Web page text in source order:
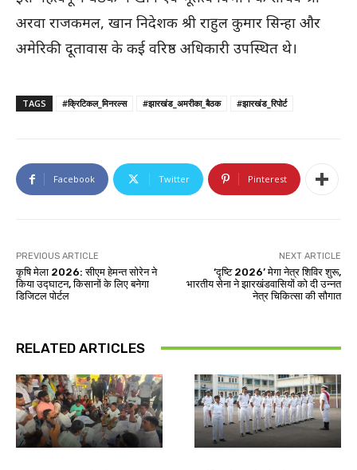
अरवा राजकमल, खान निदेशक श्री राहुल कुमार सिन्हा और
अमेरिकी दूतावास के कई वरिष्ठ अधिकारी उपस्थित थे।
TAGS #क्रिटिकल_मिनरल्स #झारखंड_अमरीका_बैठक #झारखंड_रिपोर्ट
Facebook Twitter Pinterest
PREVIOUS ARTICLE
कृषि मेला 2026: सीएम हेमन्त सोरेन ने
किया उद्घाटन, किसानों के लिए बनेगा
डिजिटल पोर्टल
NEXT ARTICLE
‘दृष्टि 2026’ मेगा नेत्र शिविर शुरू,
भारतीय सेना ने झारखंडवासियों को दी उन्नत
नेत्र चिकित्सा की सौगात
RELATED ARTICLES